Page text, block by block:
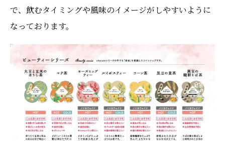
で、飲むタイミングや風味のイメージがしやすいように
なっております。